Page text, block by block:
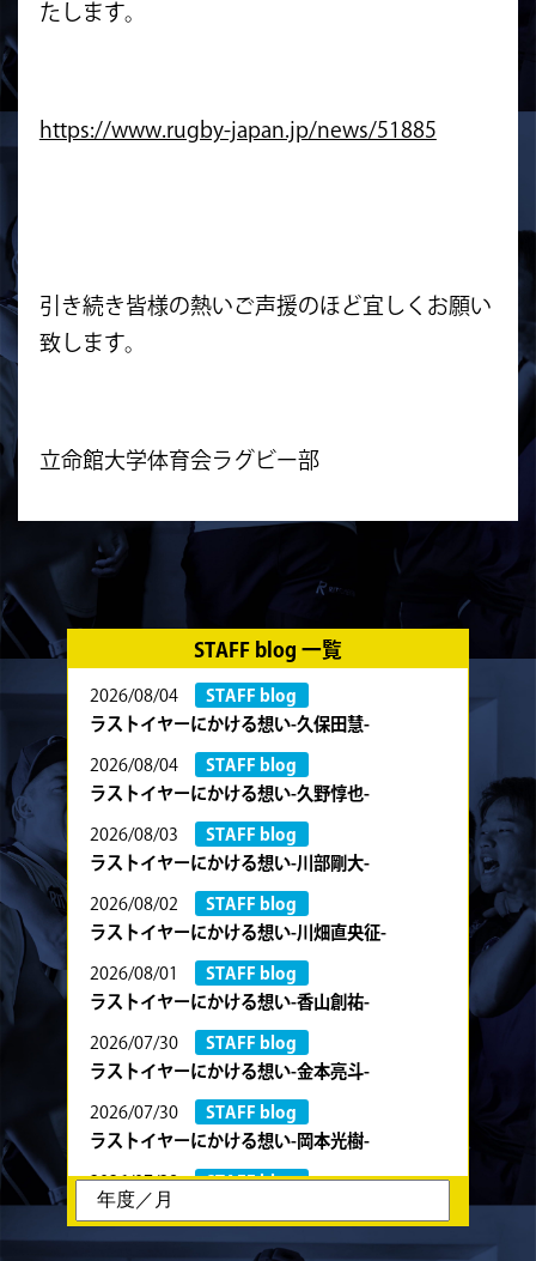
たします。
https://www.rugby-japan.jp/news/51885
引き続き皆様の熱いご声援のほど宜しくお願い
致します。
立命館大学体育会ラグビー部
STAFF blog 一覧
2026/08/04
STAFF blog
ラストイヤーにかける想い-久保田慧-
2026/08/04
STAFF blog
ラストイヤーにかける想い-久野惇也-
2026/08/03
STAFF blog
ラストイヤーにかける想い-川部剛大-
2026/08/02
STAFF blog
ラストイヤーにかける想い-川畑直央征-
2026/08/01
STAFF blog
ラストイヤーにかける想い-香山創祐-
2026/07/30
STAFF blog
ラストイヤーにかける想い-金本亮斗-
2026/07/30
STAFF blog
ラストイヤーにかける想い-岡本光樹-
2026/07/28
STAFF blog
ラストイヤーにかける想い-石飛冬輝-
STAFF blog